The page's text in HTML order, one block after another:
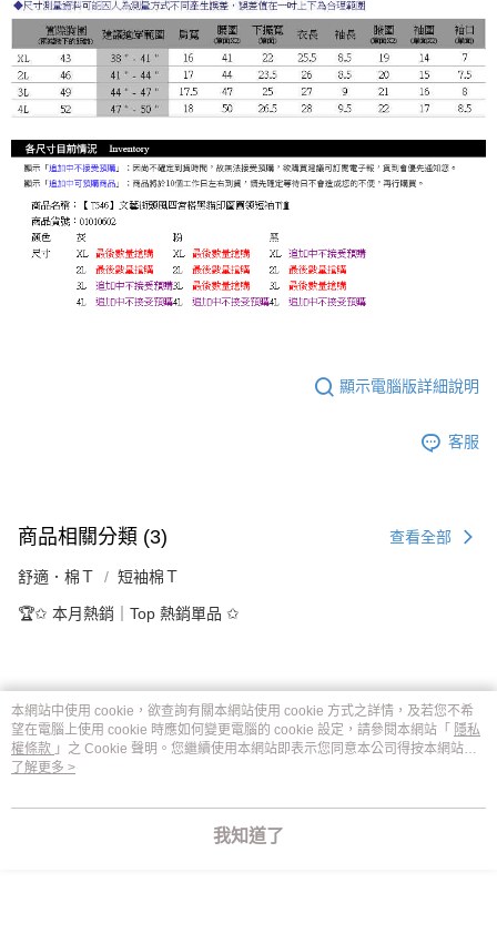
顯示電腦版詳細說明
客服
商品相關分類 (3) 查看全部
舒適．棉Ｔ 短袖棉Ｔ
🏆✩ 本月熱銷｜Top 熱銷單品 ✩
評價
喜歡這個商品嗎？購買後給他一個好評吧
本網站中使用 cookie，欲查詢有關本網站使用 cookie 方式之詳情，及若您不希
望在電腦上使用 cookie 時應如何變更電腦的 cookie 設定，請參閱本網站「 隱私
權條款 」之 Cookie 聲明。您繼續使用本網站即表示您同意本公司得按本網站使
用條款之 Cookie 聲明使用 cookie。
了解更多 >
我知道了